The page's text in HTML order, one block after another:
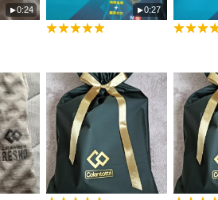
0:24 0:27